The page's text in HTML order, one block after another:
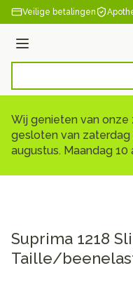
Ga naar de inhoud
Veilige betalingen
Menu
Wij genieten van
gesloten van
augustus. Maandag
Suprima 1218
Taille/